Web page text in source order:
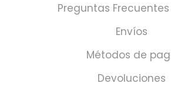
Preguntas Frecuentes
Envíos
Métodos de
Devoluciones